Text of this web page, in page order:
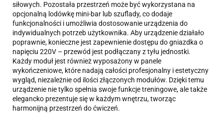
siłowych. Pozostała przestrzeń może być wykorzystana na
opcjonalną lodówkę mini-bar lub szuflady, co dodaje
funkcjonalności i umożliwia dostosowanie urządzenia do
indywidualnych potrzeb użytkownika. Aby urządzenie działało
poprawnie, konieczne jest zapewnienie dostępu do gniazdka o
napięciu 220V – przewód jest podłączany z tyłu jednostki.
Każdy moduł jest również wyposażony w panele
wykończeniowe, które nadają całości profesjonalny i estetyczny
wygląd, niezależnie od ilości złączonych modułów. Dzięki temu
urządzenie nie tylko spełnia swoje funkcje treningowe, ale także
elegancko prezentuje się w każdym wnętrzu, tworząc
harmonijną przestrzeń do ćwiczeń.